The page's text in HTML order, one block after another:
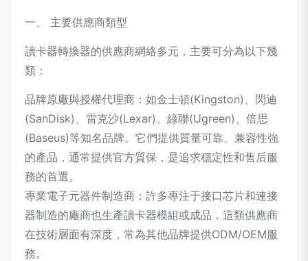
一、 主要供應商類型
讀卡器轉換器的供應商網絡多元，主要可分為以下幾
類：
品牌原廠與授權代理商：如金士頓(Kingston)、閃迪
(SanDisk)、雷克沙(Lexar)、綠聯(Ugreen)、倍思
(Baseus)等知名品牌。它們提供質量可靠、兼容性強
的產品，通常提供官方質保，是追求穩定性和售后服
務的首選。
專業電子元器件制造商：許多專注于接口芯片和連接
器制造的廠商也生產讀卡器模組或成品，這類供應商
在技術層面有深度，常為其他品牌提供ODM/OEM服
務。